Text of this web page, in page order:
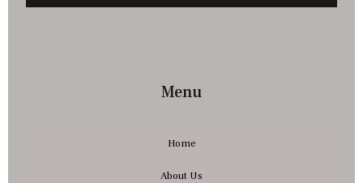
Menu
Home
About Us